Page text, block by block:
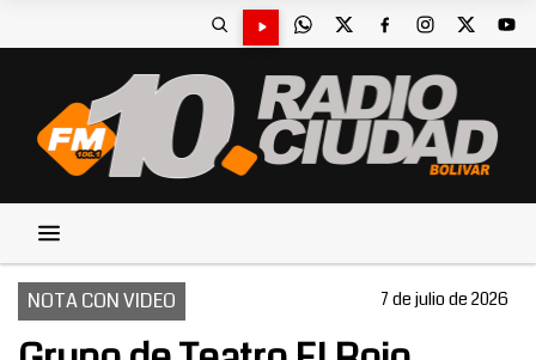
NOTA CON VIDEO 7 de julio de 2026